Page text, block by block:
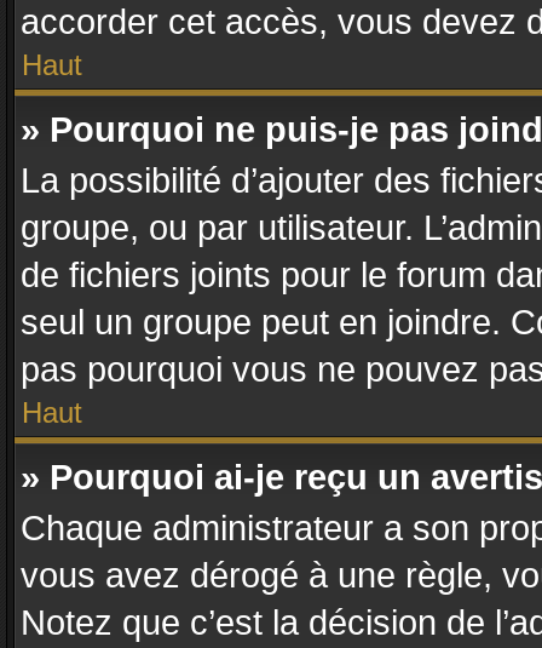
accorder cet accès, vous devez
Haut
» Pourquoi ne puis-je pas
La possibilité d’ajouter des
groupe, ou par utilisateur.
de fichiers joints pour le forum
seul un groupe peut en joindre.
pas pourquoi vous ne pouvez
Haut
» Pourquoi ai-je reçu un
Chaque administrateur a son
vous avez dérogé à une règle,
Notez que c’est la décision de